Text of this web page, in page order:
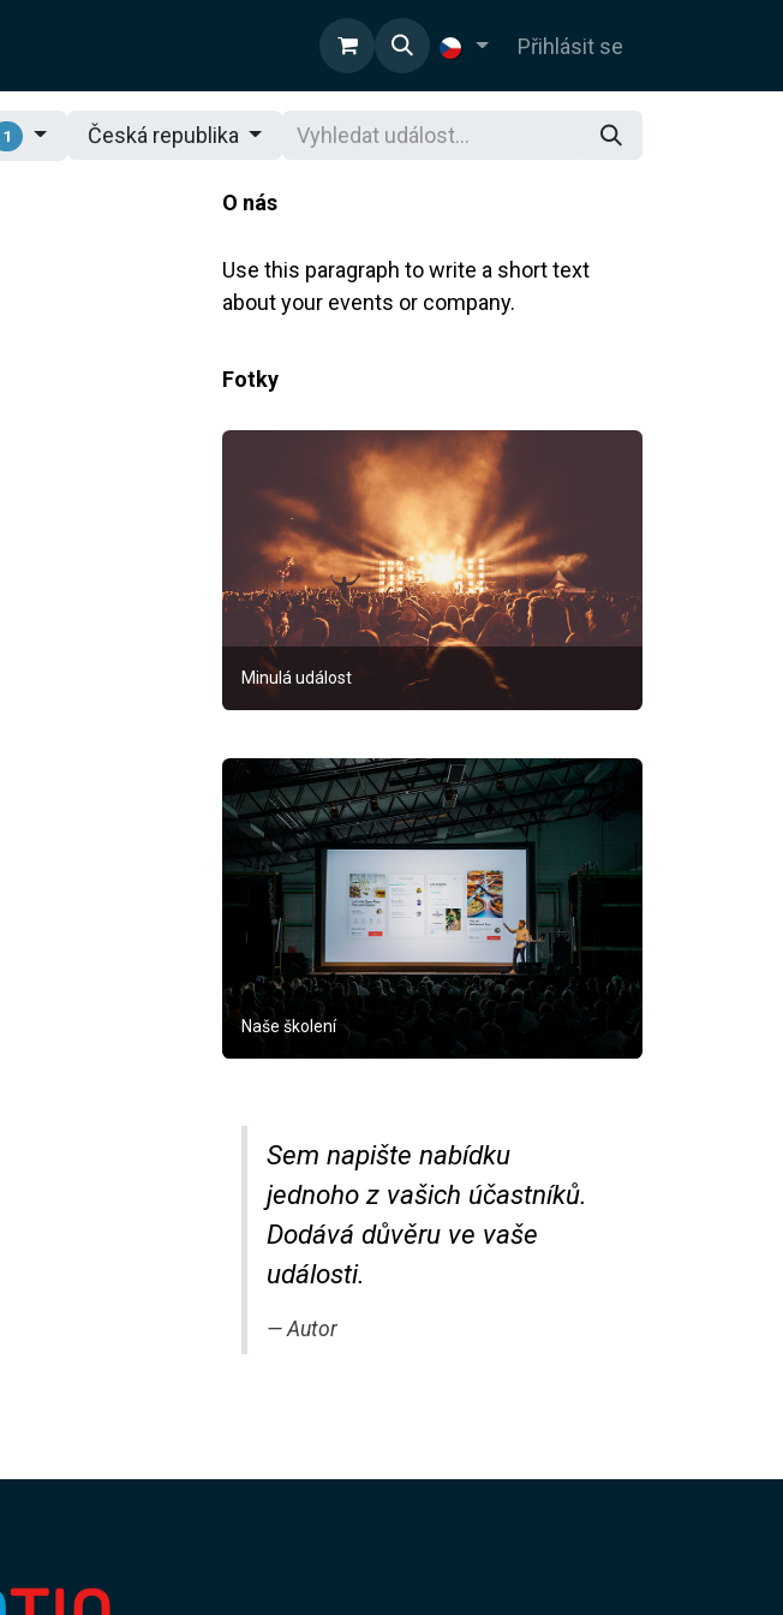
Přihlásit se
1 Česká republika
O nás
Use this paragraph to write a short text
about your events or company.
Fotky
Minulá událost
Naše školení
Sem napište nabídku
jednoho z vašich účastníků.
Dodává důvěru ve vaše
události.
Autor